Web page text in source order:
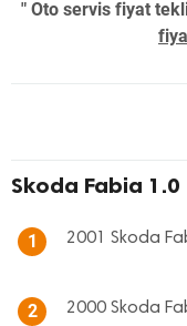
" Oto servis fiyat
Skoda Fabia 1.0
1 2001 Skoda
2 2000 Skoda